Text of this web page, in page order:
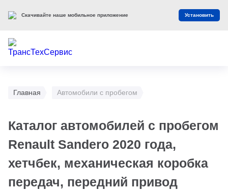
Главная Автомобили с пробегом
Каталог автомобилей с пробегом
Renault Sandero 2020 года,
хетчбек, механическая коробка
передач, передний привод
Скачивайте наше мобильное приложение Установить